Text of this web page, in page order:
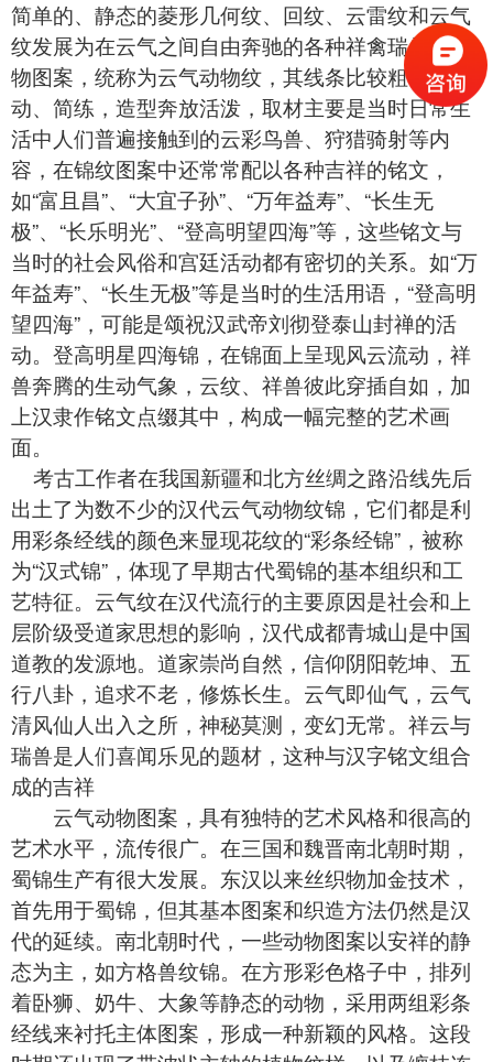
简单的、静态的菱形几何纹、回纹、云雷纹和云气
纹发展为在云气之间自由奔驰的各种祥禽瑞兽等动
物图案，统称为云气动物纹，其线条比较粗犷、生
动、简练，造型奔放活泼，取材主要是当时日常生
活中人们普遍接触到的云彩鸟兽、狩猎骑射等内
容，在锦纹图案中还常常配以各种吉祥的铭文，
如“富且昌”、“大宜子孙”、“万年益寿”、“长生无
极”、“长乐明光”、“登高明望四海”等，这些铭文与
当时的社会风俗和宫廷活动都有密切的关系。如“万
年益寿”、“长生无极”等是当时的生活用语，“登高明
望四海”，可能是颂祝汉武帝刘彻登泰山封禅的活
动。登高明星四海锦，在锦面上呈现风云流动，祥
兽奔腾的生动气象，云纹、祥兽彼此穿插自如，加
上汉隶作铭文点缀其中，构成一幅完整的艺术画
面。
考古工作者在我国新疆和北方丝绸之路沿线先后
出土了为数不少的汉代云气动物纹锦，它们都是利
用彩条经线的颜色来显现花纹的“彩条经锦”，被称
为“汉式锦”，体现了早期古代蜀锦的基本组织和工
艺特征。云气纹在汉代流行的主要原因是社会和上
层阶级受道家思想的影响，汉代成都青城山是中国
道教的发源地。道家崇尚自然，信仰阴阳乾坤、五
行八卦，追求不老，修炼长生。云气即仙气，云气
清风仙人出入之所，神秘莫测，变幻无常。祥云与
瑞兽是人们喜闻乐见的题材，这种与汉字铭文组合
成的吉祥
云气动物图案，具有独特的艺术风格和很高的
艺术水平，流传很广。在三国和魏晋南北朝时期，
蜀锦生产有很大发展。东汉以来丝织物加金技术，
首先用于蜀锦，但其基本图案和织造方法仍然是汉
代的延续。南北朝时代，一些动物图案以安祥的静
态为主，如方格兽纹锦。在方形彩色格子中，排列
着卧狮、奶牛、大象等静态的动物，采用两组彩条
经线来衬托主体图案，形成一种新颖的风格。这段